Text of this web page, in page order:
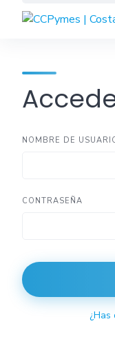
NOMBRE DE
CONTRASEÑA
¿Has